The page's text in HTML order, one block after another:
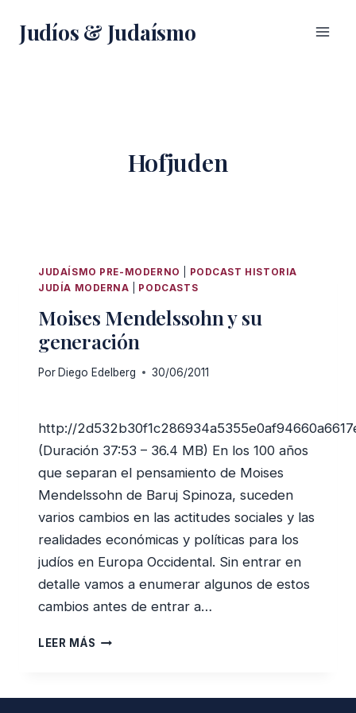
Judíos & Judaísmo
Hofjuden
JUDAÍSMO PRE-MODERNO
PODCAST HISTORIA
JUDÍA MODERNA
PODCASTS
Moises Mendelssohn y su
generación
Por Diego Edelberg 30/06/2011
http://
(Duración 37:53 – 36.4 MB) En los 100 años
que separan el pensamiento de Moises
Mendelssohn de Baruj Spinoza, suceden
varios cambios en las actitudes sociales y las
realidades económicas y políticas para los
judíos en Europa Occidental. Sin entrar en
detalle vamos a enumerar algunos de estos
cambios antes de entrar a…
LEER MÁS MOISES